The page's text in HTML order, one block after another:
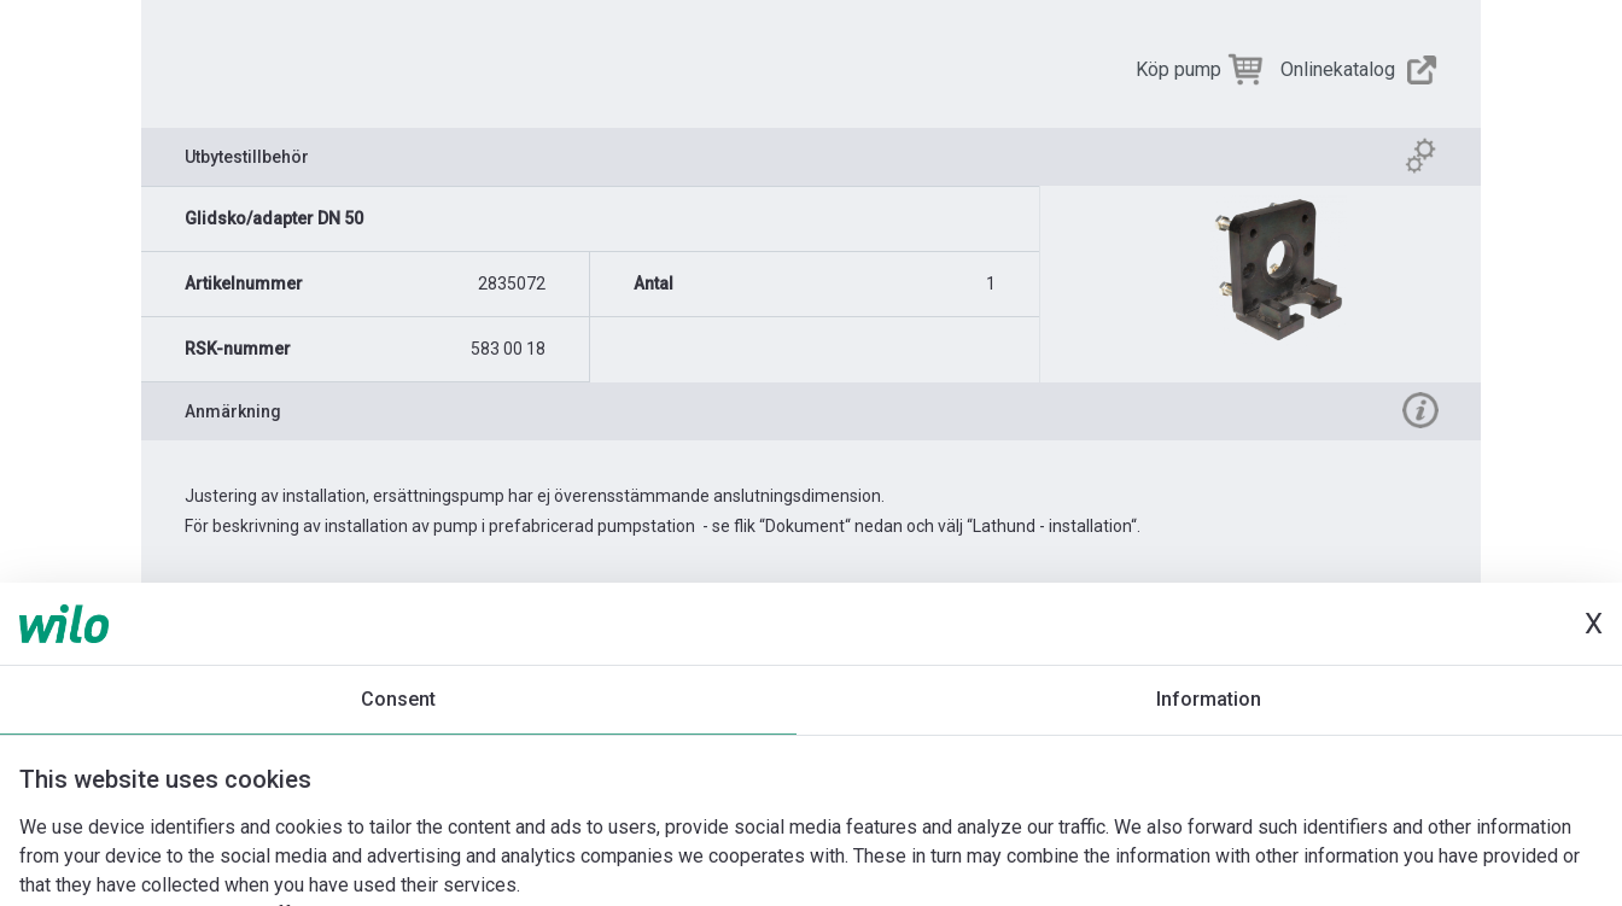
X
Consent Information
This website uses cookies
We use device identifiers and cookies to tailor the content and ads to users, provide social media features and analyze our traffic. We also forward such identifiers and other information
from your device to the social media and advertising and analytics companies we cooperates with. These in turn may combine the information with other information you have provided or
that they have collected when you have used their services.
Köp pump Onlinekatalog
Utbytestillbehör
Glidsko/adapter DN 50
Artikelnummer 2835072 Antal 1
RSK-nummer 583 00 18
Anmärkning
Justering av installation, ersättningspump har ej överensstämmande anslutningsdimension.
För beskrivning av installation av pump i prefabricerad pumpstation - se flik “Dokument“ nedan och välj “Lathund - installation“.